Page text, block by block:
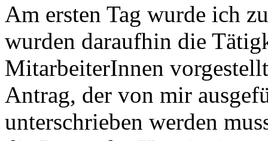
Am ersten Tag wurde ich
wurden daraufhin die
MitarbeiterInnen
Antrag, der von mir
unterschrieben werden